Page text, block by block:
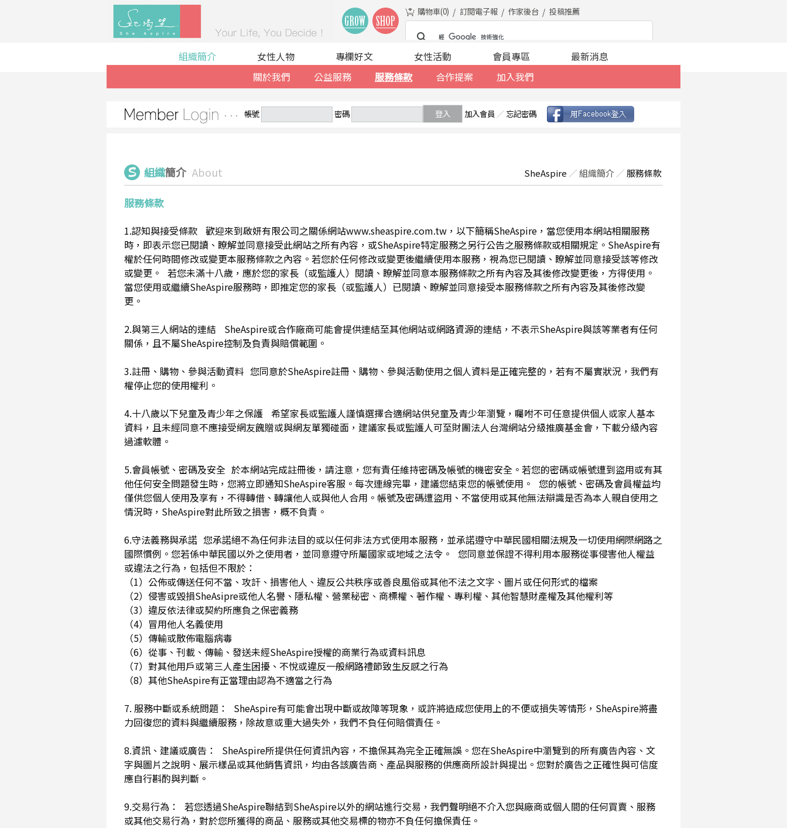
購物車(0) 訂閱電子報 作家後台 投稿推薦
組織簡介
關於我們
公益服務 服務條款 合作提案 加入我們
女性人物 專欄好文 女性活動 會員專區 最新消息
帳號 密碼 登入 加入會員 ／ 忘記密碼
組織簡介 About SheAspire ／組織簡介 ／ 服務條款
服務條款
1.認知與接受條款 歡迎來到啟妍有限公司之關係網站www.sheaspire.com.tw，以下簡稱SheAspire，當您使用本網站相關服務
時，即表示您已閱讀、瞭解並同意接受此網站之所有內容，或SheAspire特定服務之另行公告之服務條款或相關規定。SheAspire有
權於任何時間修改或變更本服務條款之內容。若您於任何修改或變更後繼續使用本服務，視為您已閱讀、瞭解並同意接受該等修改
或變更。 若您未滿十八歲，應於您的家長（或監護人）閱讀、瞭解並同意本服務條款之所有內容及其後修改變更後，方得使用。
當您使用或繼續SheAspire服務時，即推定您的家長（或監護人）已閱讀、瞭解並同意接受本服務條款之所有內容及其後修改變
更。
2.與第三人網站的連結 SheAspire或合作廠商可能會提供連結至其他網站或網路資源的連結，不表示SheAspire與該等業者有任何
關係，且不屬SheAspire控制及負責與賠償範圍。
3.註冊、購物、參與活動資料 您同意於SheAspire註冊、購物、參與活動使用之個人資料是正確完整的，若有不屬實狀況，我們有
權停止您的使用權利。
4.十八歲以下兒童及青少年之保護 希望家長或監護人謹慎選擇合適網站供兒童及青少年瀏覽，囑咐不可任意提供個人或家人基本
資料，且未經同意不應接受網友餽贈或與網友單獨碰面，建議家長或監護人可至財團法人台灣網站分級推廣基金會，下載分級內容
過濾軟體。
5.會員帳號、密碼及安全 於本網站完成註冊後，請注意，您有責任維持密碼及帳號的機密安全。若您的密碼或帳號遭到盜用或有其
他任何安全問題發生時，您將立即通知SheAspire客服。每次連線完畢，建議您結束您的帳號使用。 您的帳號、密碼及會員權益均
僅供您個人使用及享有，不得轉借、轉讓他人或與他人合用。帳號及密碼遭盜用、不當使用或其他無法辯識是否為本人親自使用之
情況時，SheAspire對此所致之損害，概不負責。
6.守法義務與承諾 您承諾絕不為任何非法目的或以任何非法方式使用本服務，並承諾遵守中華民國相關法規及一切使用網際網路之
國際慣例。您若係中華民國以外之使用者，並同意遵守所屬國家或地域之法令。 您同意並保證不得利用本服務從事侵害他人權益
或違法之行為，包括但不限於：
（1）公佈或傳送任何不當、攻訐、損害他人、違反公共秩序或善良風俗或其他不法之文字、圖片或任何形式的檔案
（2）侵害或毀損SheAsipre或他人名譽、隱私權、營業秘密、商標權、著作權、專利權、其他智慧財產權及其他權利等
（3）違反依法律或契約所應負之保密義務
（4）冒用他人名義使用
（5）傳輸或散佈電腦病毒
（6）從事、刊載、傳輸、發送未經SheAspire授權的商業行為或資料訊息
（7）對其他用戶或第三人產生困擾、不悅或違反一般網路禮節致生反感之行為
（8）其他SheAspire有正當理由認為不適當之行為
7. 服務中斷或系統問題： SheAspire有可能會出現中斷或故障等現象，或許將造成您使用上的不便或損失等情形，SheAspire將盡
力回復您的資料與繼續服務，除故意或重大過失外，我們不負任何賠償責任。
8.資訊、建議或廣告： SheAspire所提供任何資訊內容，不擔保其為完全正確無誤。您在SheAspire中瀏覽到的所有廣告內容、文
字與圖片之說明、展示樣品或其他銷售資訊，均由各該廣告商、產品與服務的供應商所設計與提出。您對於廣告之正確性與可信度
應自行斟酌與判斷。
9.交易行為： 若您透過SheAspire聯結到SheAspire以外的網站進行交易，我們聲明絕不介入您與廠商或個人間的任何買賣、服務
或其他交易行為，對於您所獲得的商品、服務或其他交易標的物亦不負任何擔保責任。